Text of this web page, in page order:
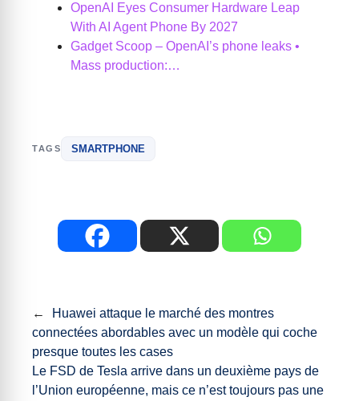
OpenAI Eyes Consumer Hardware Leap
With AI Agent Phone By 2027
Gadget Scoop – OpenAI’s phone leaks •
Mass production:…
TAGS SMARTPHONE
←
Huawei attaque le marché des montres
connectées abordables avec un modèle qui coche
presque toutes les cases
Le FSD de Tesla arrive dans un deuxième pays de
l’Union européenne, mais ce n’est toujours pas une